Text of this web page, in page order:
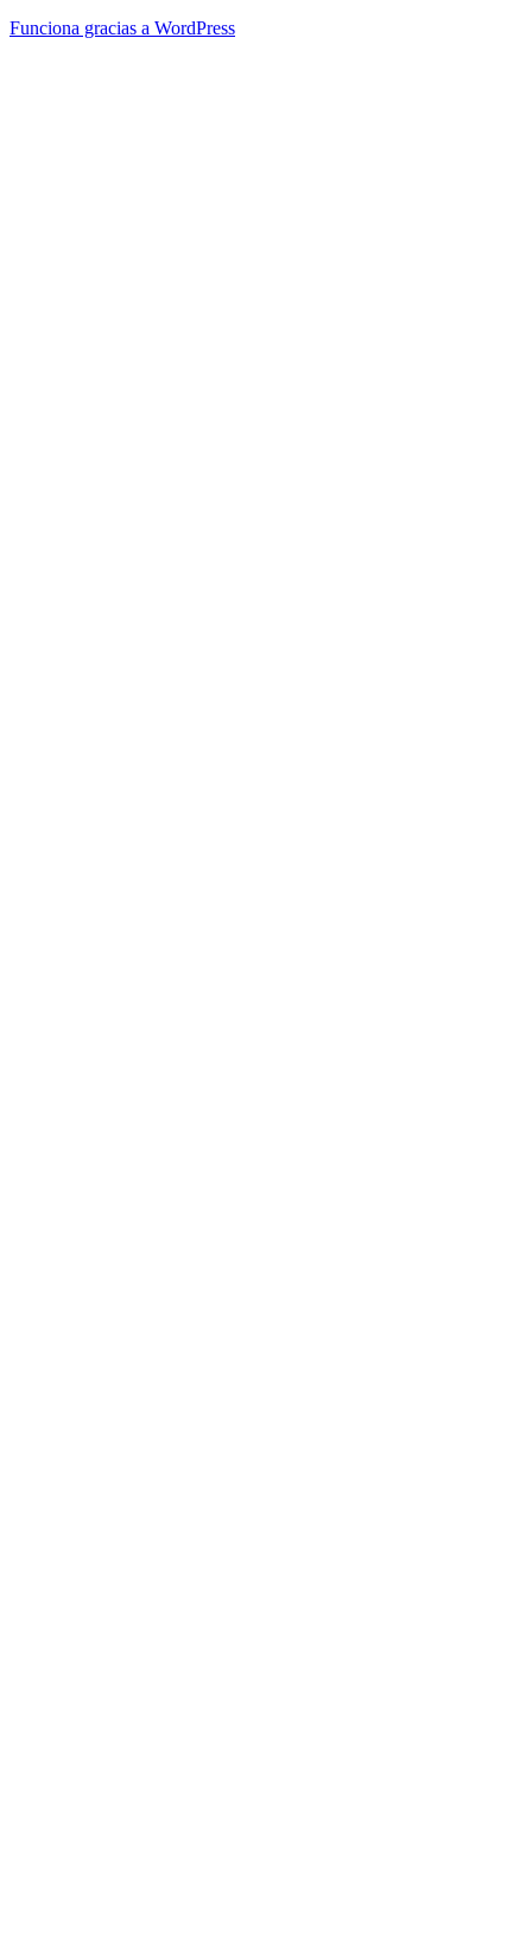
Funciona gracias a WordPress